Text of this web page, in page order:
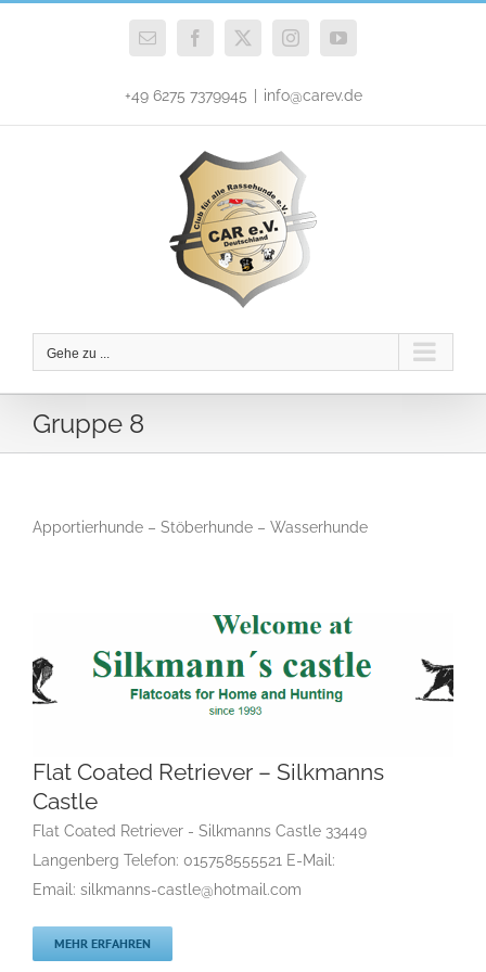
E-
Facebook
X InstagramYouTube
+49 6275 7379945 info@carev.de
Gehe zu ...
Gruppe 8
Apportierhunde – Stöberhunde – Wasserhunde
Flat Coated Retriever – Silkmanns Castle
F Gruppe 8 Gruppe 8-Sektion 1 Gruppe 8-Sektion 1 Züchter
Flatcoated Retriever Gruppe 8-Sektion 1-Flatcoated
Retriever
Landesgruppe Retriever
Flat Coated Retriever – Silkmanns
Castle
Flat Coated Retriever - Silkmanns Castle 33449
Langenberg Telefon: 015758555521 E-Mail:
Email: silkmanns-castle@hotmail.com
MEHR ERFAHREN